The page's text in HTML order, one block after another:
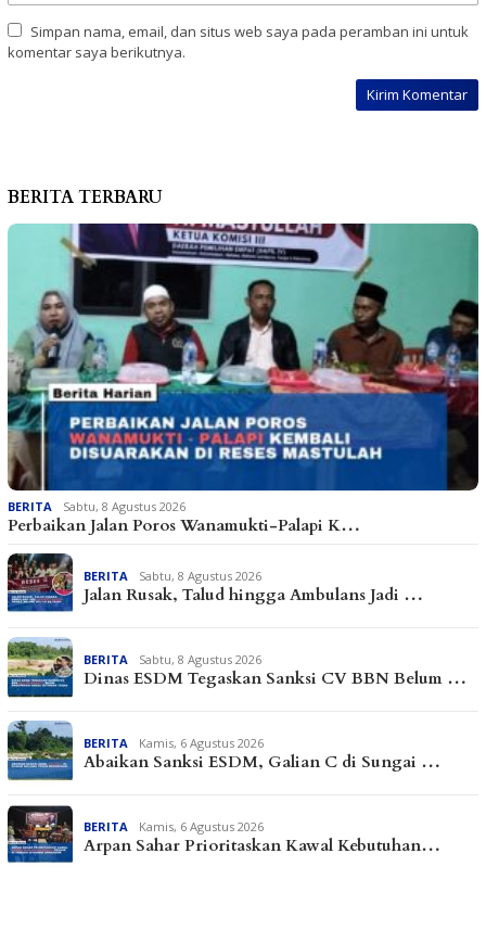
Simpan nama, email, dan situs web saya pada peramban ini untuk
komentar saya berikutnya.
BERITA TERBARU
BERITA Sabtu, 8 Agustus 2026
Perbaikan Jalan Poros Wanamukti-Palapi K…
BERITA Sabtu, 8 Agustus 2026
Jalan Rusak, Talud hingga Ambulans Jadi …
BERITA Sabtu, 8 Agustus 2026
Dinas ESDM Tegaskan Sanksi CV BBN Belum …
BERITA Kamis, 6 Agustus 2026
Abaikan Sanksi ESDM, Galian C di Sungai …
BERITA Kamis, 6 Agustus 2026
Arpan Sahar Prioritaskan Kawal Kebutuhan…